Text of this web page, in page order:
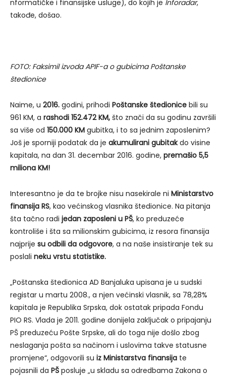
nformatičke i finansijske usluge), do kojih je Inforadar,
takođe, došao.
FOTO: Faksimil izvoda APIF-a o gubicima Poštanske
štedionice
Naime, u 2016. godini, prihodi Poštanske štedionice bili su
961 KM, a rashodi 152.472 KM, što znači da su godinu završili
sa više od 150.000 KM gubitka, i to sa jednim zaposlenim?
Još je sporniji podatak da je akumulirani gubitakdo visine
kapitala, na dan 31. decembar 2016. godine, premašio 5,5
miliona KM!
Interesantno je da te brojke nisu nasekirale ni Ministarstvo
finansija RS, kao većinskog vlasnika štedionice. Na pitanja
šta tačno radi jedan zaposleni u PŠ, ko preduzeće
kontroliše i šta sa milionskim gubicima, iz resora finansija
najprije su odbili da odgovore, a na naše insistiranje tek su
poslali neku vrstu statistike.
„Poštanska štedionica AD Banjaluka upisana je u sudski
registar u martu 2008., a njen većinski vlasnik, sa 78,28%
kapitala je Republika Srpska, dok ostatak pripada Fondu
PIO RS. Vlada je 2011. godine donijela zaključak o pripajanju
PŠ preduzeću Pošte Srpske, ali do toga nije došlo zbog
neslaganja pošta sa načinom i uslovima takve statusne
promjene“, odgovorili su iz Ministarstva finansija te
pojasnili da PŠ posluje „u skladu sa odredbama Zakona o